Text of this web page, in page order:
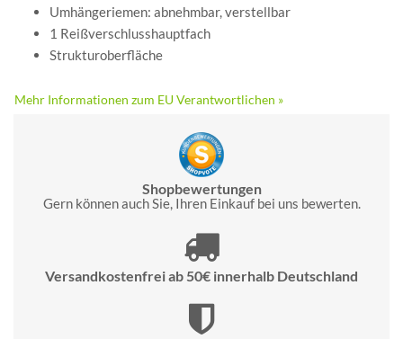
Umhängeriemen: abnehmbar, verstellbar
1 Reißverschlusshauptfach
Strukturoberfläche
Mehr Informationen zum EU Verantwortlichen »
Shopbewertungen
Gern können auch Sie, Ihren Einkauf bei uns bewerten.
Versandkostenfrei ab 50€ innerhalb Deutschland